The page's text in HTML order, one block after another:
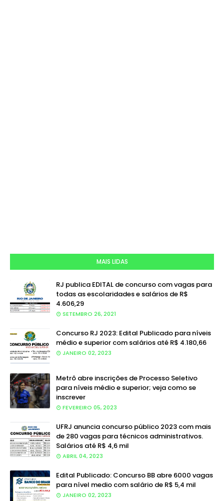
MAIS LIDAS
RJ publica EDITAL de concurso com vagas para
todas as escolaridades e salários de R$
4.606,29
SETEMBRO 26, 2021
Concurso RJ 2023: Edital Publicado para níveis
médio e superior com salários até R$ 4.180,66
JANEIRO 02, 2023
Metrô abre inscrições de Processo Seletivo
para níveis médio e superior; veja como se
inscrever
FEVEREIRO 05, 2023
UFRJ anuncia concurso público 2023 com mais
de 280 vagas para técnicos administrativos.
Salários até R$ 4,6 mil
ABRIL 04, 2023
Edital Publicado: Concurso BB abre 6000 vagas
para nível medio com salário de R$ 5,4 mil
JANEIRO 02, 2023